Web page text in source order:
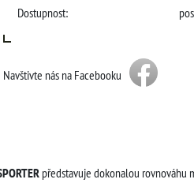
Dostupnost:
Navštivte nás na Facebooku
představuje dokonalou rovnováhu